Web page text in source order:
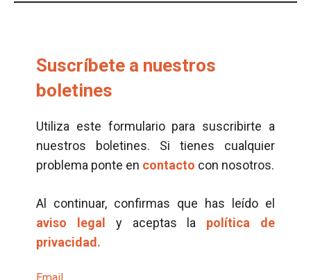
Suscríbete a nuestros
boletines
Utiliza este formulario para suscribirte a
nuestros boletines. Si tienes cualquier
problema ponte en contacto con nosotros.
Al continuar, confirmas que has leído el
aviso legal
y aceptas la política de
privacidad.